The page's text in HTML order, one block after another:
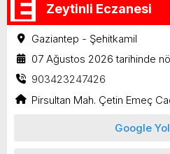
Zeytinli Eczanesi
Gaziantep - Şehitkamil
07 Ağustos 2026 tarihinde
903423247426
Pirsultan Mah. Çetin Emeç
Google